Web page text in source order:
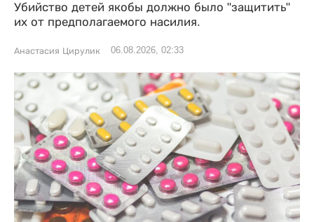
Убийство детей якобы должно было "защитить"
их от предполагаемого насилия.
Анастасия Цирулик 06.08.2026, 02:33